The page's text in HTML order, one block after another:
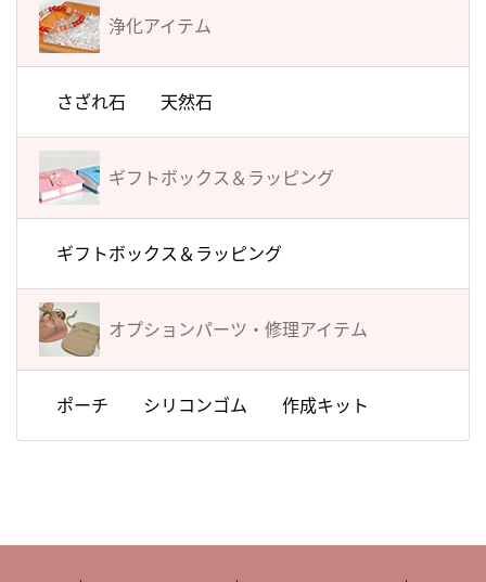
浄化アイテム
さざれ石 天然石
ギフトボックス＆ ラッピング
ギフトボックス＆ラッピング
オプションパーツ・ 修理アイテム
ポーチ シリコンゴム 作成キット